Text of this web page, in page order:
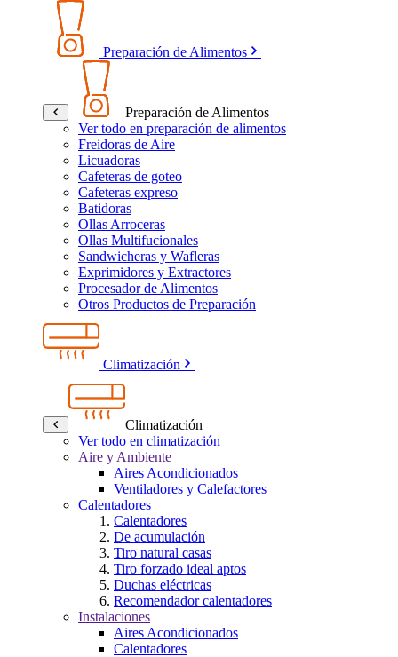
Preparación de Alimentos
Preparación de Alimentos
Ver todo en preparación de alimentos
Freidoras de Aire
Licuadoras
Cafeteras de goteo
Cafeteras expreso
Batidoras
Ollas Arroceras
Ollas Multifucionales
Sandwicheras y Wafleras
Exprimidores y Extractores
Procesador de Alimentos
Otros Productos de Preparación
Climatización
Climatización
Ver todo en climatización
Aire y Ambiente
Aires Acondicionados
Ventiladores y Calefactores
Calentadores
Calentadores
De acumulación
Tiro natural casas
Tiro forzado ideal aptos
Duchas eléctricas
Recomendador calentadores
Instalaciones
Aires Acondicionados
Calentadores